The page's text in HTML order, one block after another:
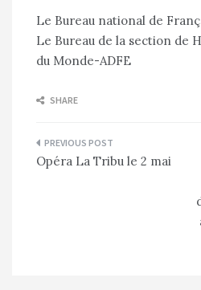
Le Bureau national de
Le Bureau de la section de
du Monde-ADFE
SHARE
Navigation
de
Opéra La Tribu le 2 mai